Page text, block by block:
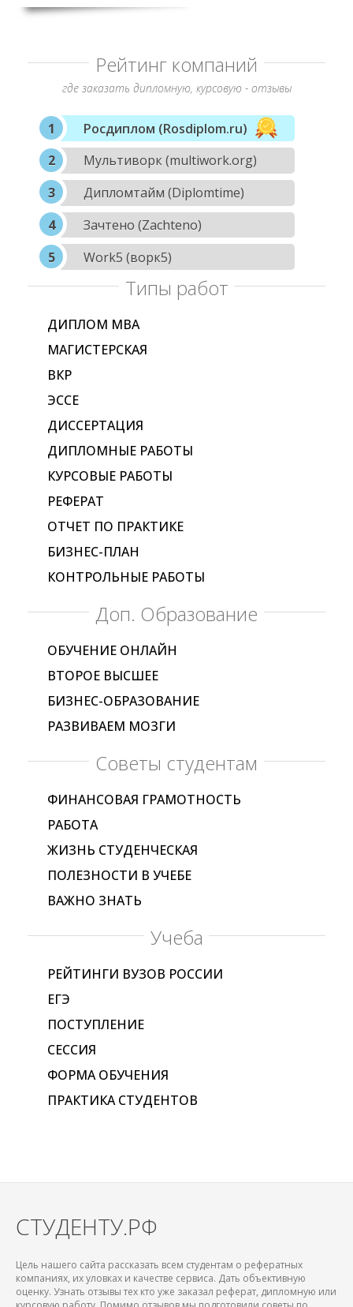
Рейтинг компаний
где заказать дипломную, курсовую - отзывы
Росдиплом (Rosdiplom.ru)
Мультиворк (multiwork.org)
Дипломтайм (Diplomtime)
Зачтено (Zachteno)
Work5 (ворк5)
Типы работ
ДИПЛОМ МВА
МАГИСТЕРСКАЯ
ВКР
ЭССЕ
ДИССЕРТАЦИЯ
ДИПЛОМНЫЕ РАБОТЫ
КУРСОВЫЕ РАБОТЫ
РЕФЕРАТ
ОТЧЕТ ПО ПРАКТИКЕ
БИЗНЕС-ПЛАН
КОНТРОЛЬНЫЕ РАБОТЫ
Доп. Образование
ОБУЧЕНИЕ ОНЛАЙН
ВТОРОЕ ВЫСШЕЕ
БИЗНЕС-ОБРАЗОВАНИЕ
РАЗВИВАЕМ МОЗГИ
Советы студентам
ФИНАНСОВАЯ ГРАМОТНОСТЬ
РАБОТА
ЖИЗНЬ СТУДЕНЧЕСКАЯ
ПОЛЕЗНОСТИ В УЧЕБЕ
ВАЖНО ЗНАТЬ
Учеба
РЕЙТИНГИ ВУЗОВ РОССИИ
ЕГЭ
ПОСТУПЛЕНИЕ
СЕССИЯ
ФОРМА ОБУЧЕНИЯ
ПРАКТИКА СТУДЕНТОВ
СТУДЕНТУ.РФ
Цель нашего сайта рассказать всем студентам о рефератных
компаниях, их уловках и качестве сервиса. Дать объективную
оценку. Узнать отзывы тех кто уже заказал реферат, дипломную или